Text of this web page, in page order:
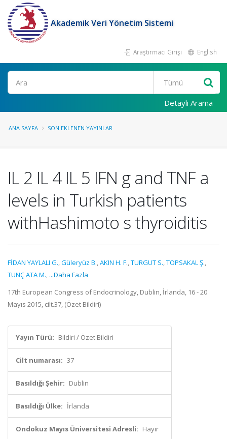
Akademik Veri Yönetim Sistemi
Araştırmacı Girişi English
Ara
Detaylı Arama
ANA SAYFA SON EKLENEN YAYINLAR
IL 2 IL 4 IL 5 IFN g and TNF a
levels in Turkish patients
withHashimoto s thyroiditis
FİDAN YAYLALI G.,Güleryüz B.,AKIN H. F.,TURGUT S.,TOPSAKAL Ş.,
TUNÇ ATA M., ...Daha Fazla
17th European Congress of Endocrinology, Dublin, İrlanda, 16 - 20
Mayıs 2015, cilt.37, (Özet Bildiri)
Yayın Türü: Bildiri / Özet Bildiri
Cilt numarası: 37
Basıldığı Şehir: Dublin
Basıldığı Ülke: İrlanda
Ondokuz Mayıs Üniversitesi Adresli: Hayır